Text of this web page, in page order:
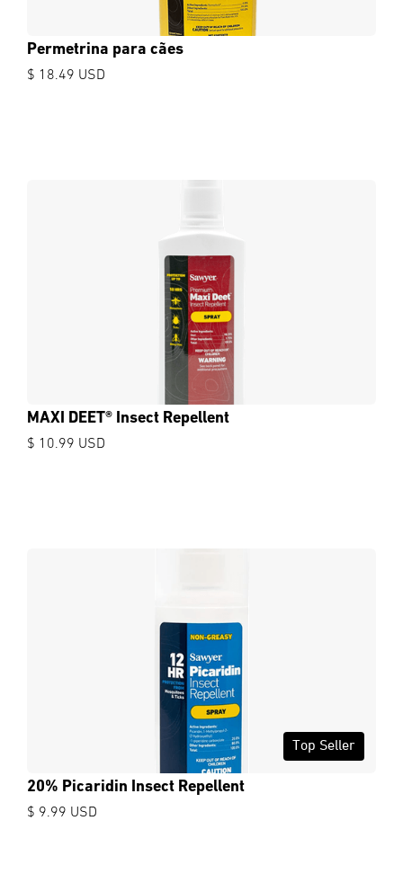
Permetrina para cães
$ 18.49 USD
MAXI DEET® Insect Repellent
$ 10.99 USD
Top Seller
20% Picaridin Insect Repellent
$ 9.99 USD